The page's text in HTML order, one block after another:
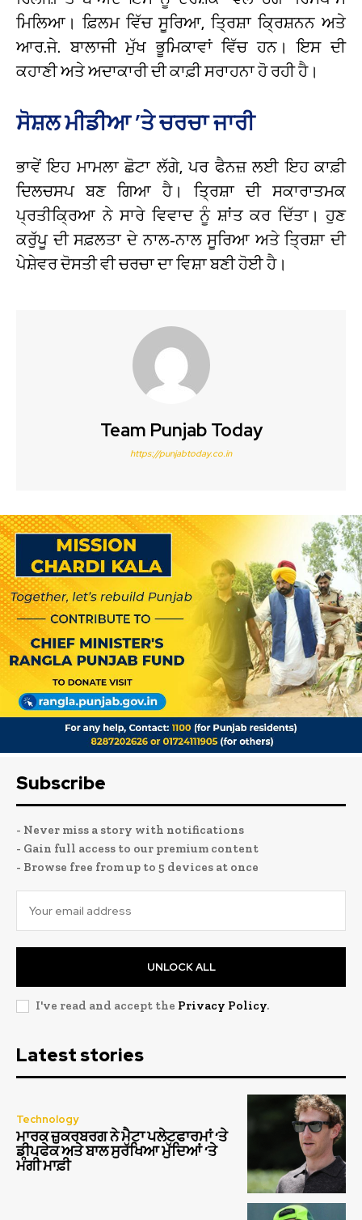
ਮਿਲਿਆ। ਫ਼ਿਲਮ ਵਿੱਚ ਸੂਰਿਆ, ਤ੍ਰਿਸ਼ਾ ਕ੍ਰਿਸ਼ਨਨ ਅਤੇ
ਆਰ.ਜੇ. ਬਾਲਾਜੀ ਮੁੱਖ ਭੂਮਿਕਾਵਾਂ ਵਿੱਚ ਹਨ। ਇਸ ਦੀ
ਕਹਾਣੀ ਅਤੇ ਅਦਾਕਾਰੀ ਦੀ ਕਾਫ਼ੀ ਸਰਾਹਨਾ ਹੋ ਰਹੀ ਹੈ।
ਸੋਸ਼ਲ ਮੀਡੀਆ ’ਤੇ ਚਰਚਾ ਜਾਰੀ
ਭਾਵੇਂ ਇਹ ਮਾਮਲਾ ਛੋਟਾ ਲੱਗੇ, ਪਰ ਫੈਨਜ਼ ਲਈ ਇਹ ਕਾਫ਼ੀ
ਦਿਲਚਸਪ ਬਣ ਗਿਆ ਹੈ। ਤ੍ਰਿਸ਼ਾ ਦੀ ਸਕਾਰਾਤਮਕ
ਪ੍ਰਤੀਕ੍ਰਿਆ ਨੇ ਸਾਰੇ ਵਿਵਾਦ ਨੂੰ ਸ਼ਾਂਤ ਕਰ ਦਿੱਤਾ। ਹੁਣ
ਕਰੁੱਪੂ ਦੀ ਸਫ਼ਲਤਾ ਦੇ ਨਾਲ-ਨਾਲ ਸੂਰਿਆ ਅਤੇ ਤ੍ਰਿਸ਼ਾ ਦੀ
ਪੇਸ਼ੇਵਰ ਦੋਸਤੀ ਵੀ ਚਰਚਾ ਦਾ ਵਿਸ਼ਾ ਬਣੀ ਹੋਈ ਹੈ।
Team Punjab Today
https://punjabtoday.co.in
Subscribe
- Never miss a story with notifications
- Gain full access to our premium content
- Browse free from up to 5 devices at once
UNLOCK ALL
I've read and accept the Privacy Policy.
Latest stories
Technology
ਮਾਰਕ ਜ਼ੁਕਰਬਰਗ ਨੇ ਮੈਟਾ ਪਲੇਟਫਾਰਮਾਂ ‘ਤੇ
ਡੀਪਫੇਕ ਅਤੇ ਬਾਲ ਸੁਰੱਖਿਆ ਮੁੱਦਿਆਂ ‘ਤੇ
ਮੰਗੀ ਮਾਫ਼ੀ